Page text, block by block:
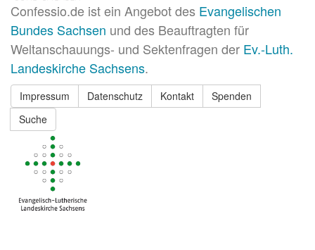
Confessio.de ist ein Angebot des Evangelischen
Bundes Sachsen und des Beauftragten für
Weltanschauungs- und Sektenfragen der Ev.-Luth.
Landeskirche Sachsens.
Impressum Datenschutz Kontakt
Spenden
Suche